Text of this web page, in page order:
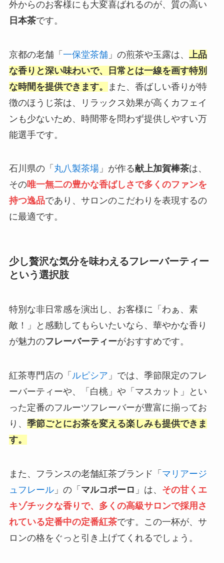
外からのお客様にも大変喜ばれるのが、質の高い
日本茶です。
京都の老舗「 一保堂茶舗」の煎茶や玉露は、
上品
な香りと深い味わいで、日常とは一線を画す特別
な時間を提供できます。
また、香ばしい香りが特
徴のほうじ茶は、リラックス効果が高くカフェイ
ンも少ないため、時間帯を問わず提供しやすい万
能選手です。
石川県の「 丸八製茶場」が作る献上加賀棒茶は、
その唯一無二の豊かな香ばしさで多くのファンを
持つ逸品であり、サロンのこだわりを表現するの
に最適です。
少し贅沢な気分を味わえるフレーバーティー
という選択肢
特別な非日常感を演出し、お客様に「わぁ、素
敵！」と感動してもらいたいなら、華やかな香り
が魅力のフレーバーティーがおすすめです。
紅茶専門店の「 ルピシア 」では、季節限定のフレ
ーバーティーや、「白桃」や「マスカット」とい
った定番のフルーツフレーバーが豊富に揃ってお
り、 季節ごとにお茶を変える楽しみも提供できま
す。
また、フランスの老舗紅茶ブランド「 マリアージ
ュフレール」の「 マルコポーロ 」は、 その甘くエ
キゾチックな香りで、多くの高級サロンで採用さ
れている定番中の定番紅茶です。この一杯が、サ
ロンの格をぐっと引き上げてくれるでしょう。